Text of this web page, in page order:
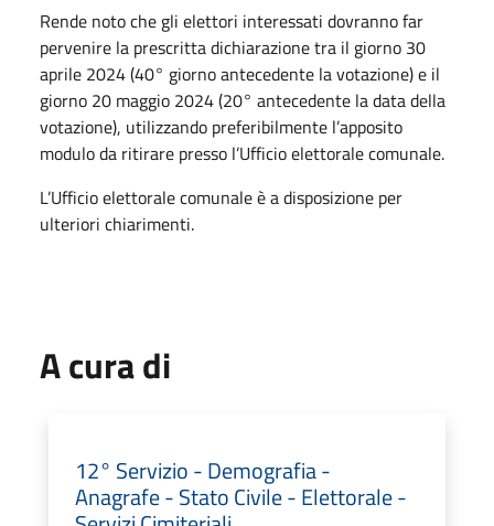
Rende noto che gli elettori interessati dovranno far
pervenire la prescritta dichiarazione tra il giorno 30
aprile 2024 (40° giorno antecedente la votazione) e il
giorno 20 maggio 2024 (20° antecedente la data della
votazione), utilizzando preferibilmente l’apposito
modulo da ritirare presso l’Ufficio elettorale comunale.
L’Ufficio elettorale comunale è a disposizione per
ulteriori chiarimenti.
A cura di
12° Servizio - Demografia -
Anagrafe - Stato Civile - Elettorale -